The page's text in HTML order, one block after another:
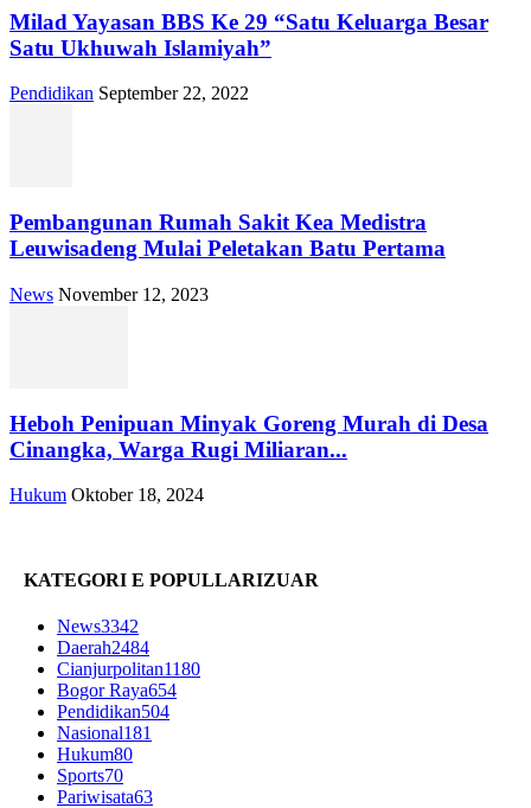
Milad Yayasan BBS Ke 29 “Satu Keluarga Besar
Satu Ukhuwah Islamiyah”
Pendidikan September 22, 2022
Pembangunan Rumah Sakit Kea Medistra
Leuwisadeng Mulai Peletakan Batu Pertama
News November 12, 2023
Heboh Penipuan Minyak Goreng Murah di Desa
Cinangka, Warga Rugi Miliaran...
Hukum Oktober 18, 2024
KATEGORI E POPULLARIZUAR
News3342
Daerah2484
Cianjurpolitan1180
Bogor Raya654
Pendidikan504
Nasional181
Hukum80
Sports70
Pariwisata63